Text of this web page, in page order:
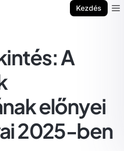
Kezdés
A
előnyei
2025-ben